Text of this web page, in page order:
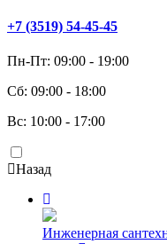
+7 (3519) 54-45-45
Пн-Пт: 09:00 - 19:00
Сб: 09:00 - 18:00
Вс: 10:00 - 17:00
Назад
Инженерная